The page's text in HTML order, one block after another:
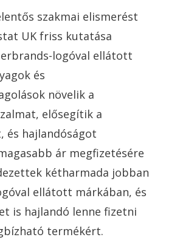
szakmai elismerést
UK friss kutatása
logóval ellátott
és
növelik a
elősegítik a
és hajlandóságot
ár megfizetésére
kétharmada jobban
ellátott márkában, és
is hajlandó lenne fizetni
termékért.